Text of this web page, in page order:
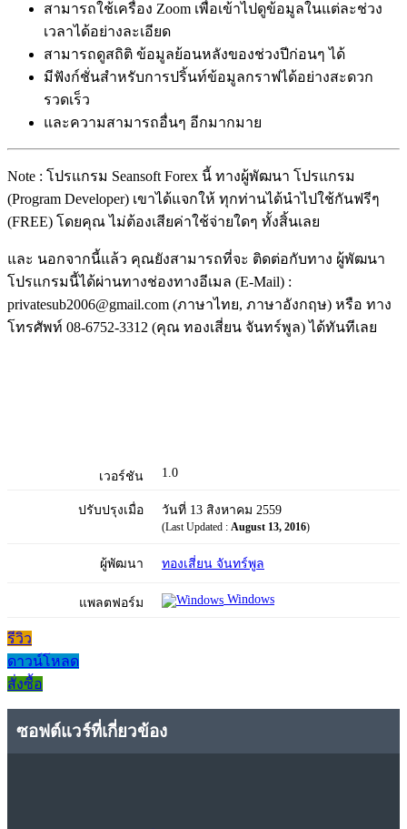
สามารถใช้เครื่อง Zoom เพื่อเข้าไปดูข้อมูลในแต่ละช่วง
เวลาได้อย่างละเอียด
สามารถดูสถิติ ข้อมูลย้อนหลังของช่วงปีก่อนๆ ได้
มีฟังก์ชั่นสำหรับการปริ้นท์ข้อมูลกราฟได้อย่างสะดวก
รวดเร็ว
และความสามารถอื่นๆ อีกมากมาย
Note : โปรแกรม Seansoft Forex นี้ ทางผู้พัฒนา โปรแกรม
(Program Developer) เขาได้แจกให้ ทุกท่านได้นำไปใช้กันฟรีๆ
(FREE) โดยคุณ ไม่ต้องเสียค่าใช้จ่ายใดๆ ทั้งสิ้นเลย
และ นอกจากนี้แล้ว คุณยังสามารถที่จะ ติดต่อกับทาง ผู้พัฒนา
โปรแกรมนี้ได้ผ่านทางช่องทางอีเมล (E-Mail) :
privatesub2006@gmail.com (ภาษาไทย, ภาษาอังกฤษ) หรือ ทาง
โทรศัพท์ 08-6752-3312 (คุณ ทองเสี่ยน จันทร์พูล) ได้ทันทีเลย
เวอร์ชัน 1.0
ปรับปรุงเมื่อ วันที่ 13 สิงหาคม 2559
(Last Updated : August 13, 2016)
ผู้พัฒนา ทองเสี่ยน จันทร์พูล
แพลตฟอร์ม Windows
รีวิว
ดาวน์โหลด
สั่งซื้อ
ซอฟต์แวร์ที่เกี่ยวข้อง